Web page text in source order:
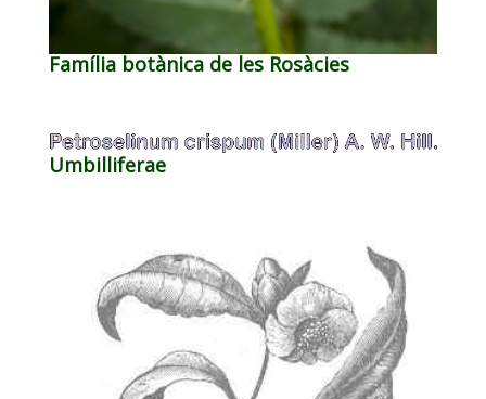
Família botànica de les Rosàcies
Umbilliferae